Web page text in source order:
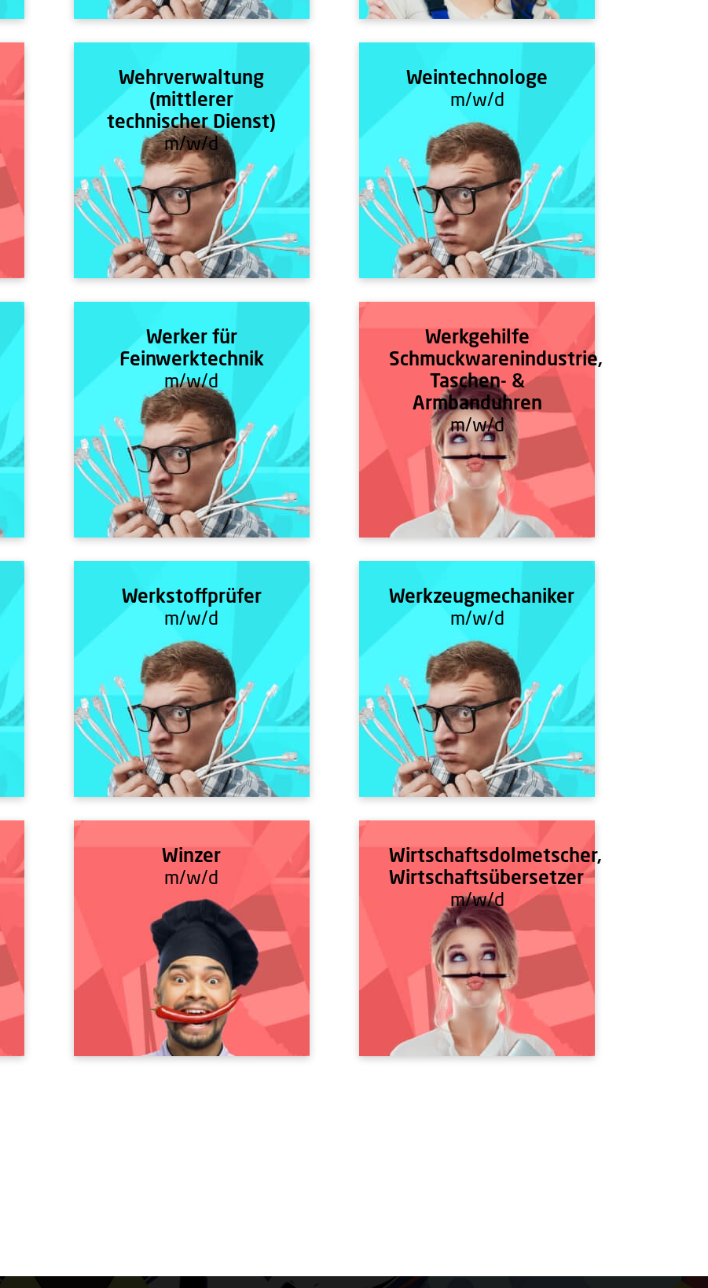
Wehrverwaltung
(mittlerer
technischer Dienst)
m/w/d
Weintechnologe
m/w/d
Werker für
Feinwerktechnik
m/w/d
Werkgehilfe
Schmuckwarenindustrie,
Taschen- &
Armbanduhren
m/w/d
Werkstoffprüfer
m/w/d
Werkzeugmechaniker
m/w/d
Winzer
m/w/d
Wirtschaftsdolmetscher,
Wirtschaftsübersetzer
m/w/d